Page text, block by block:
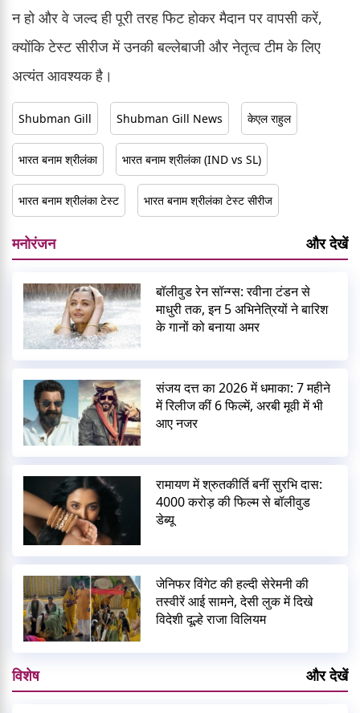
न हो और वे जल्द ही पूरी तरह फिट होकर मैदान पर वापसी करें,
क्योंकि टेस्ट सीरीज में उनकी बल्लेबाजी और नेतृत्व टीम के लिए
अत्यंत आवश्यक है।
Shubman Gill Shubman Gill News केएल राहुल
भारत बनाम श्रीलंका भारत बनाम श्रीलंका (IND vs SL)
भारत बनाम श्रीलंका टेस्ट भारत बनाम श्रीलंका टेस्ट सीरीज
मनोरंजन और देखें
बॉलीवुड रेन सॉन्ग्स: रवीना टंडन से
माधुरी तक, इन 5 अभिनेत्रियों ने बारिश
के गानों को बनाया अमर
संजय दत्त का 2026 में धमाका: 7 महीने
में रिलीज कीं 6 फिल्में, अरबी मूवी में भी
आए नजर
रामायण में श्रुतकीर्ति बनीं सुरभि दास:
4000 करोड़ की फिल्म से बॉलीवुड
डेब्यू
जेनिफर विंगेट की हल्दी सेरेमनी की
तस्वीरें आई सामने, देसी लुक में दिखे
विदेशी दूल्हे राजा विलियम
विशेष और देखें